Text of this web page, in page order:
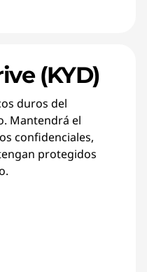
(KYD)
duros del
Mantendrá el
confidenciales,
protegidos